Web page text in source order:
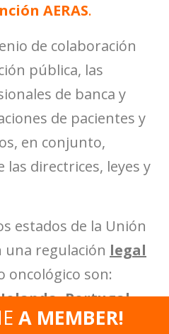
AERAS.
de colaboración
pública, las
de banca y
de pacientes y
en conjunto,
las directrices, leyes y
estados de la Unión
una regulación legal
oncológico son:
Portugal,
(junio 2023),Chipre
A MEMBER!
A MEMBER!